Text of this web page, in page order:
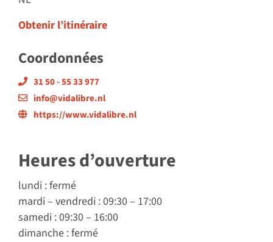
Obtenir l’itinéraire
Coordonnées
31 50 - 55 33 977
info@vidalibre.nl
https://www.vidalibre.nl
Heures d’ouverture
lundi : fermé
mardi– vendredi : 09:30 – 17:00
samedi : 09:30 – 16:00
dimanche : fermé